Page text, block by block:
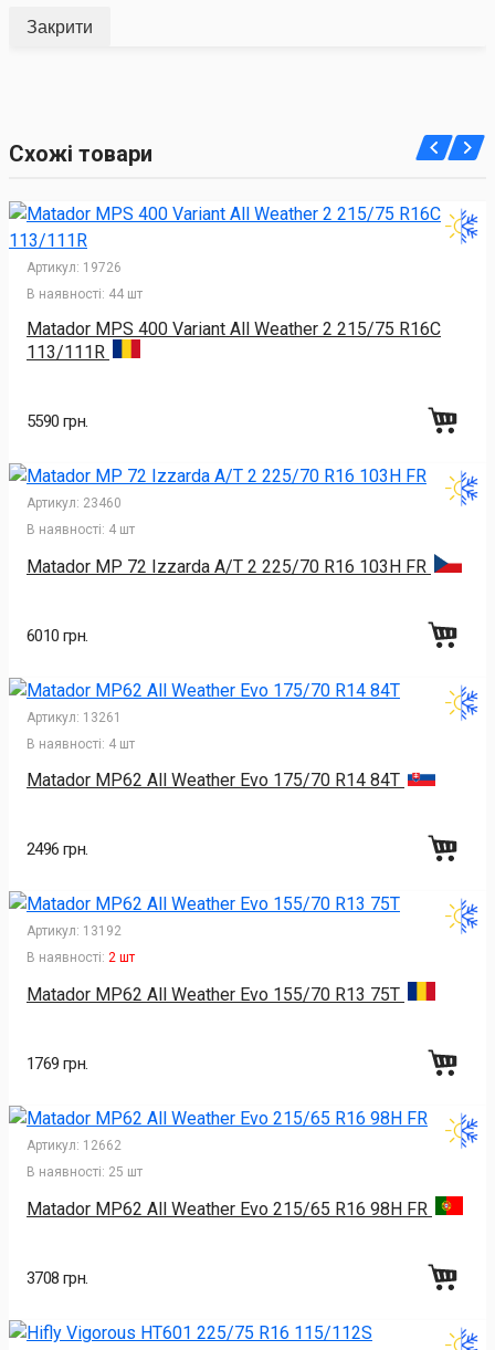
Закрити
Схожі товари
Артикул: 19726
В наявності: 44 шт
Matador MPS 400 Variant All Weather 2 215/75 R16C
113/111R
5590 грн.
Артикул: 23460
В наявності: 4 шт
Matador MP 72 Izzarda A/T 2 225/70 R16 103H FR
6010 грн.
Артикул: 13261
В наявності: 4 шт
Matador MP62 All Weather Evo 175/70 R14 84T
2496 грн.
Артикул: 13192
В наявності: 2 шт
Matador MP62 All Weather Evo 155/70 R13 75T
1769 грн.
Артикул: 12662
В наявності: 25 шт
Matador MP62 All Weather Evo 215/65 R16 98H FR
3708 грн.